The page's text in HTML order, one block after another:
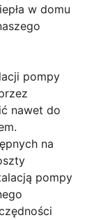
w domu
pompy
nawet do
na
pompy